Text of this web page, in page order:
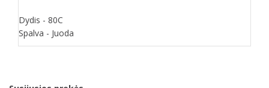
Dydis - 80C
Spalva - Juoda